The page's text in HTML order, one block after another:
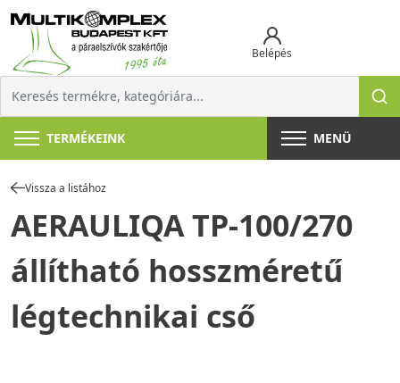
Belépés
TERMÉKEINK MENÜ
Vissza a listához
AERAULIQA TP-100/270
állítható hosszméretű
légtechnikai cső